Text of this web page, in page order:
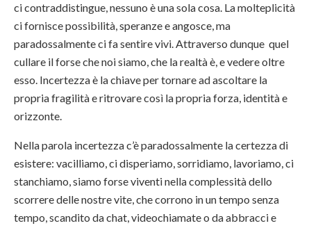
ci contraddistingue, nessuno è una sola cosa. La molteplicità
ci fornisce possibilità, speranze e angosce, ma
paradossalmente ci fa sentire vivi. Attraverso dunque quel
cullare il forse che noi siamo, che la realtà è, e vedere oltre
esso. Incertezza è la chiave per tornare ad ascoltare la
propria fragilità e ritrovare così la propria forza, identità e
orizzonte.
Nella parola incertezza c’è paradossalmente la certezza di
esistere: vacilliamo, ci disperiamo, sorridiamo, lavoriamo, ci
stanchiamo, siamo forse viventi nella complessità dello
scorrere delle nostre vite, che corrono in un tempo senza
tempo, scandito da chat, videochiamate o da abbracci e